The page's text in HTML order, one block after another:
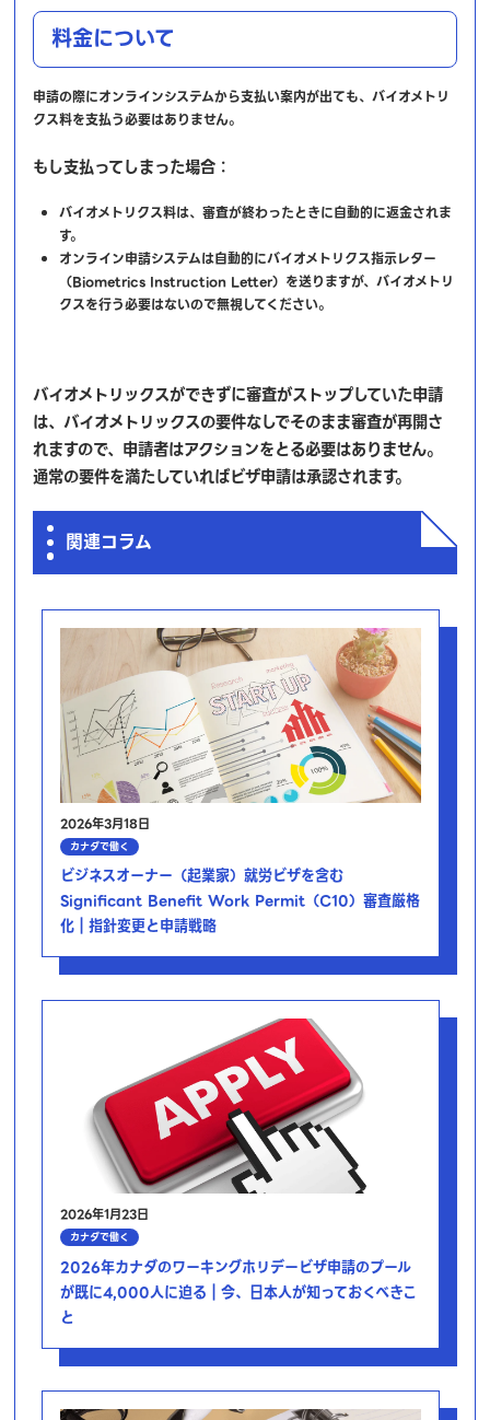
料金について
申請の際にオンラインシステムから支払い案内が出ても、バイオメトリ
クス料を支払う必要はありません。
もし支払ってしまった場合：
バイオメトリクス料は、審査が終わったときに自動的に返金されま
す。
オンライン申請システムは自動的にバイオメトリクス指示レター
（Biometrics Instruction Letter）を送りますが、バイオメトリ
クスを行う必要はないので無視してください。
バイオメトリックスができずに審査がストップしていた申請
は、バイオメトリックスの要件なしでそのまま審査が再開さ
れますので、申請者はアクションをとる必要はありません。
通常の要件を満たしていればビザ申請は承認されます。
関連コラム
2026年3月18日
カナダで働く
ビジネスオーナー（起業家）就労ビザを含む
Significant Benefit Work Permit（C10）審査厳格
化｜指針変更と申請戦略
2026年1月23日
カナダで働く
2026年カナダのワーキングホリデービザ申請のプール
が既に4,000人に迫る｜今、日本人が知っておくべきこ
と